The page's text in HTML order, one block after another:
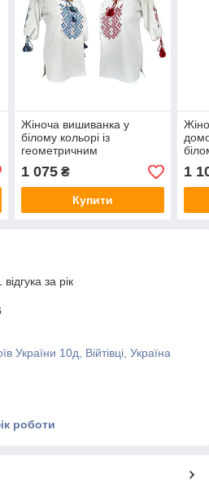
Жіноча вишиванка у
білому кольорі із
геометричним
орнаментом «Святкова»
1 075₴
Купити
1
за рік
України 10д, Війтівці, Україна
роботи